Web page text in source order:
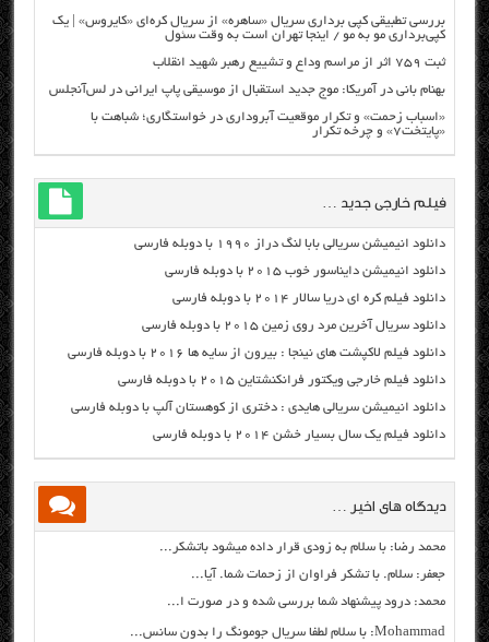
بررسی تطبیقی کپی برداری سریال «ساهره» از سریال کره‌ای «کایروس» | یک
کپی‌برداری مو به مو / اینجا تهران است به وقت سئول
ثبت ۷۵۹ اثر از مراسم وداع و تشییع رهبر شهید انقلاب
بهنام بانی در آمریکا: موج جدید استقبال از موسیقی پاپ ایرانی در لس‌آنجلس
«اسباب زحمت» و تکرار موقعیت آبروداری در خواستگاری؛ شباهت با
«پایتخت۷» و چرخه تکرار
فیلم خارجی جدید …
دانلود انیمیشن سریالی بابا لنگ دراز ۱۹۹۰ با دوبله فارسی
دانلود انیمیشن دایناسور خوب ۲۰۱۵ با دوبله فارسی
دانلود فیلم کره ای دریا سالار ۲۰۱۴ با دوبله فارسی
دانلود سریال آخرین مرد روی زمین ۲۰۱۵ با دوبله فارسی
دانلود فیلم لاکپشت های نینجا : بیرون از سایه ها ۲۰۱۶ با دوبله فارسی
دانلود فیلم خارجی ویکتور فرانکنشتاین ۲۰۱۵ با دوبله فارسی
دانلود انیمیشن سریالی هایدی : دختری از کوهستان آلپ با دوبله فارسی
دانلود فیلم یک سال بسیار خشن ۲۰۱۴ با دوبله فارسی
دیدگاه های اخیر …
محمد رضا: با سلام به زودی قرار داده میشود باتشکر...
جعفر: سلام. با تشکر فراوان از زحمات شما. آیا...
محمد: درود پیشنهاد شما بررسی شده و در صورت ا...
Mohammad: با سلام لطفا سریال جومونگ را بدون سانس...